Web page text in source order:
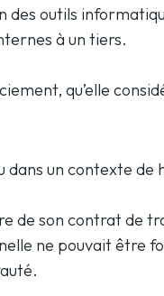
des outils
à un tiers.
qu’elle
un contexte de
de son contrat de
ne pouvait être